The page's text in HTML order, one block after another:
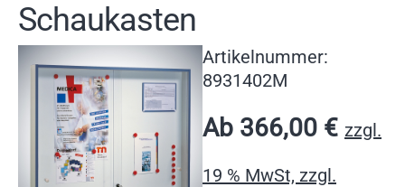
Schaukasten
Artikelnummer:
8931402M
Ab 366,00 € zzgl.
19 % MwSt, zzgl.